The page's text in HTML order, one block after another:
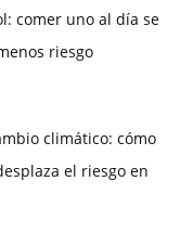
comer uno al día se
riesgo
climático: cómo
el riesgo en